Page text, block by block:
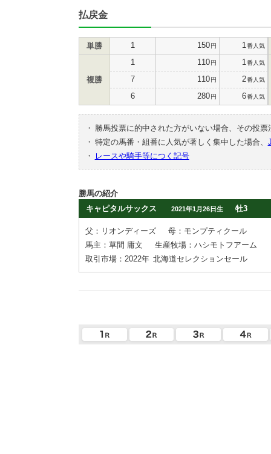
払戻金
単勝 1 150円 1 番人気
複勝
1 110円 1 番人気
7 110円 2番人気
6 280円 6番人気
・
勝馬投票に的中された方がいない場合、その投
・ 特定の馬番・組番に人気が著しく集中した場合、
・
レースや騎手等につく記号
勝馬の紹介
キャピタルサックス
2021年1月26日生 牡3
父：リオンディーズ
母：モンプティクール
馬主：草間 庸文
生産牧場：ハシモトフアーム
取引市場：2022年 北海道セレクションセール